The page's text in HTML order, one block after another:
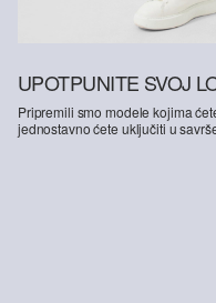
UPOTPUNITE SVOJ
Pripremili smo modele kojima
jednostavno ćete uključiti u